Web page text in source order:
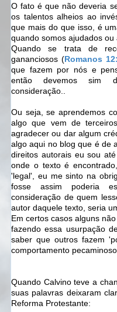
O fato é que não deveria
os talentos alheios ao
que mais do que isso, é
quando somos ajudados ou
Quando se trata de
gananciosos (Romanos
que fazem por nós e
então devemos sim
consideração..
Ou seja, se aprendemos
algo que vem de
agradecer ou dar algum
algo aqui no blog que é de
direitos autorais eu sou
onde o texto é
'legal', eu me sinto na
fosse assim poderia
consideração de quem
autor daquele texto, seria
Em certos casos alguns
fazendo essa usurpação
saber que outros fazem
comportamento pecaminoso..
Quando Calvino teve a
suas palavras deixaram
Reforma Protestante: